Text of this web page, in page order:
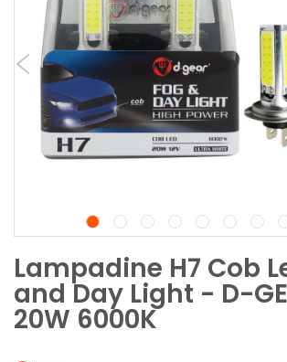
Lampadine H7 Cob
and Day Light - D-
20W 6000K